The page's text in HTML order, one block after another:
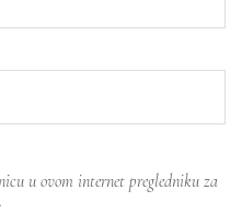
u ovom internet pregledniku za